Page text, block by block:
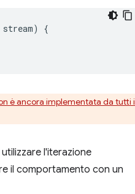
stream)
{
è ancora implementata da tutti i
l'iterazione
il comportamento con un